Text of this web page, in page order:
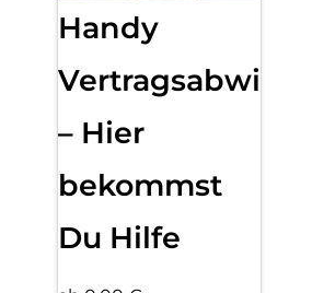
Handy
– Hier
bekommst
Du Hilfe